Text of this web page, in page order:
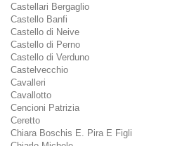
Castellari Bergaglio
Castello Banfi
Castello di Neive
Castello di Perno
Castello di Verduno
Castelvecchio
Cavalleri
Cavallotto
Cencioni Patrizia
Ceretto
Chiara Boschis E. Pira E Figli